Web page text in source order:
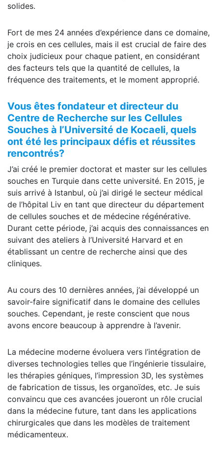
solides.
Fort de mes 24 années d’expérience dans ce domaine,
je crois en ces cellules, mais il est crucial de faire des
choix judicieux pour chaque patient, en considérant
des facteurs tels que la quantité de cellules, la
fréquence des traitements, et le moment approprié.
Vous êtes fondateur et directeur du
Centre de Recherche sur les Cellules
Souches à l’Université de Kocaeli, quels
ont été les principaux défis et réussites
rencontrés?
J’ai créé le premier doctorat et master sur les cellules
souches en Turquie dans cette université. En 2015, je
suis arrivé à Istanbul, où j’ai dirigé le secteur médical
de l’hôpital Liv en tant que directeur du département
de cellules souches et de médecine régénérative.
Durant cette période, j’ai acquis des connaissances en
suivant des ateliers à l’Université Harvard et en
établissant un centre de recherche ainsi que des
cliniques.
Au cours des 10 dernières années, j’ai développé un
savoir-faire significatif dans le domaine des cellules
souches. Cependant, je reste conscient que nous
avons encore beaucoup à apprendre à l’avenir.
La médecine moderne évoluera vers l’intégration de
diverses technologies telles que l’ingénierie tissulaire,
les thérapies géniques, l’impression 3D, les systèmes
de fabrication de tissus, les organoïdes, etc. Je suis
convaincu que ces avancées joueront un rôle crucial
dans la médecine future, tant dans les applications
chirurgicales que dans les modèles de traitement
médicamenteux.